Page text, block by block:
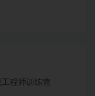
工程师训练营